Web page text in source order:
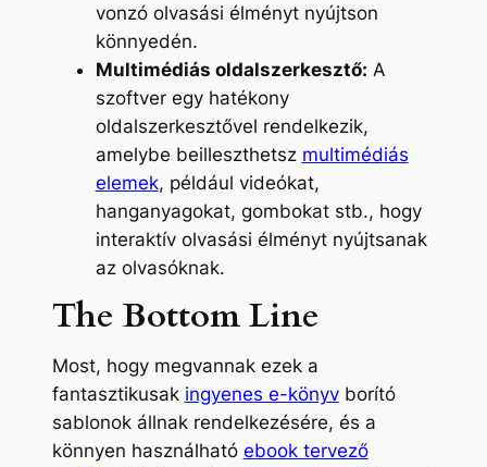
vonzó olvasási élményt nyújtson
könnyedén.
Multimédiás oldalszerkesztő: A
szoftver egy hatékony
oldalszerkesztővel rendelkezik,
amelybe beilleszthetsz multimédiás
elemek, például videókat,
hanganyagokat, gombokat stb., hogy
interaktív olvasási élményt nyújtsanak
az olvasóknak.
The Bottom Line
Most, hogy megvannak ezek a
fantasztikusak ingyenes e-könyvborító
sablonok állnak rendelkezésére, és a
könnyen használható ebook tervező